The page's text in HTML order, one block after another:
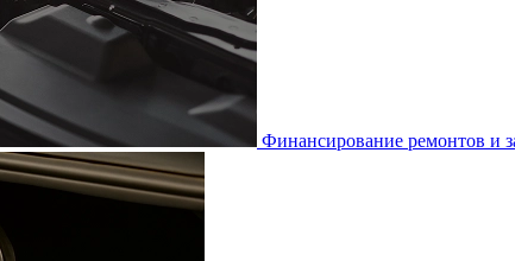
Финансирование ремонтов и